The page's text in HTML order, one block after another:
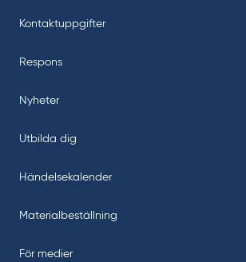
Kontaktuppgifter
Respons
Nyheter
Utbilda dig
Händelsekalender
Materialbeställning
För medier